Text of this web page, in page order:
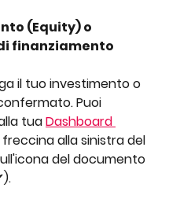
(Equity) o
finanziamento
il tuo investimento o
Puoi
tua Dashboard
alla sinistra del
del documento